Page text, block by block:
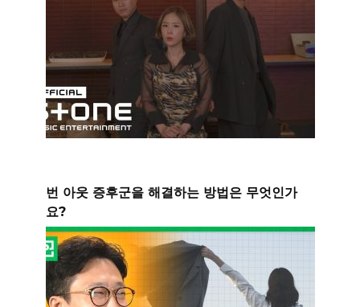
번 아웃 증후군을 해결하는 방법은 무엇인가
요?